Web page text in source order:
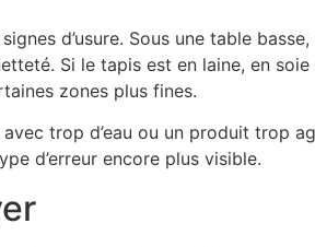
d’usure. Sous une table
Si le tapis est en laine, en
zones plus fines.
trop d’eau ou un produit trop
d’erreur encore plus visible.